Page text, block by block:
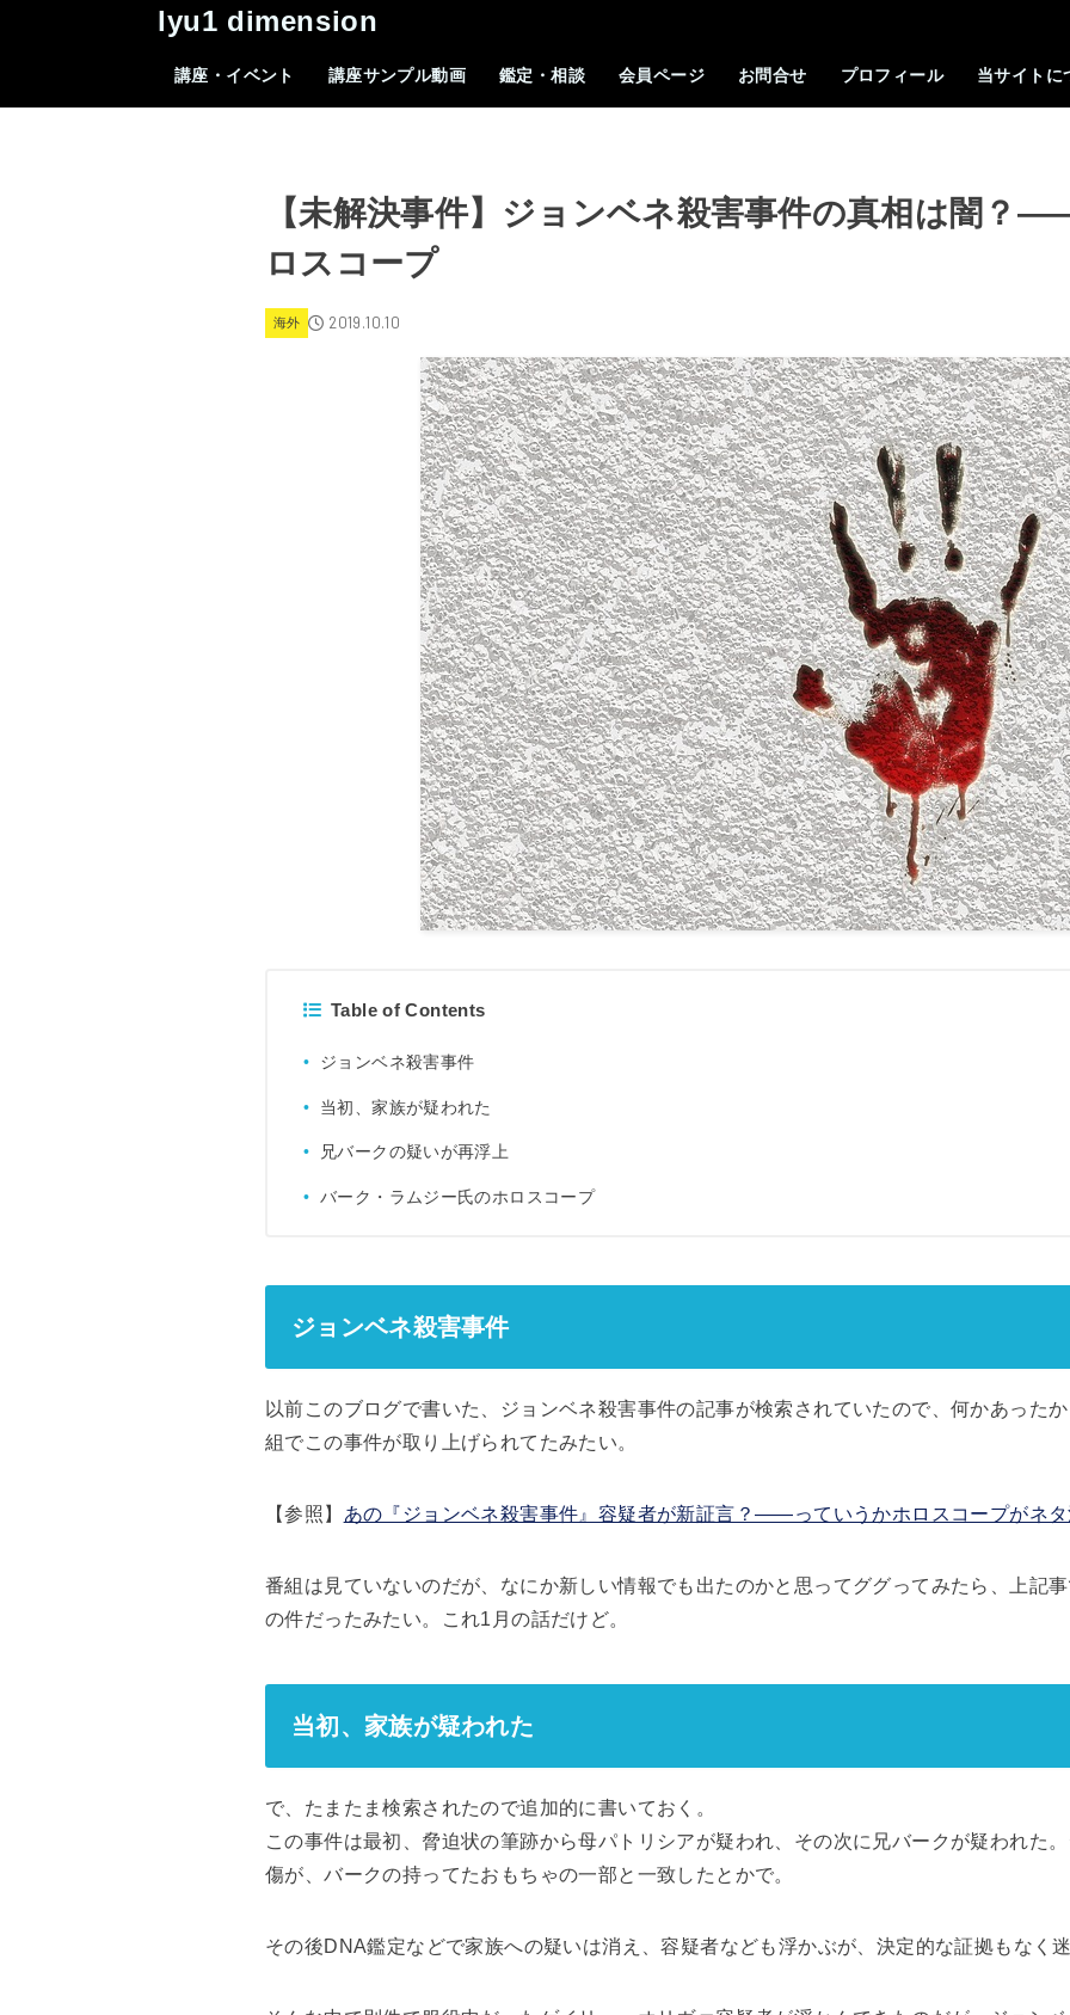
lyu1 dimension
講座・イベント 講座サンプル動画 鑑定・相談 会員ページ お問合せ プロフィール 当サイトに
【未解決事件】ジョンベネ殺害事件の真相は闇？
ロスコープ
海外 2019.10.10
Table of Contents
ジョンベネ殺害事件
当初、家族が疑われた
兄バークの疑いが再浮上
バーク・ラムジー氏のホロスコープ
ジョンベネ殺害事件
以前このブログで書いた、ジョンベネ殺害事件の記事が検索されていたので、何かあった
組でこの事件が取り上げられてたみたい。
【参照】 あの『ジョンベネ殺害事件』容疑者が新証言？――っていうかホロスコープがネ
番組は見ていないのだが、なにか新しい情報でも出たのかと思ってググってみたら、上記
の件だったみたい。これ1月の話だけど。
当初、家族が疑われた
で、たまたま検索されたので追加的に書いておく。
この事件は最初、脅迫状の筆跡から母パトリシアが疑われ、その次に兄バークが疑われた
傷が、バークの持ってたおもちゃの一部と一致したとかで。
その後DNA鑑定などで家族への疑いは消え、容疑者なども浮かぶが、決定的な証拠もなく